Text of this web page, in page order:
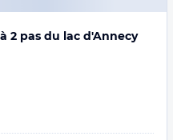
2 pas du lac d'Annecy